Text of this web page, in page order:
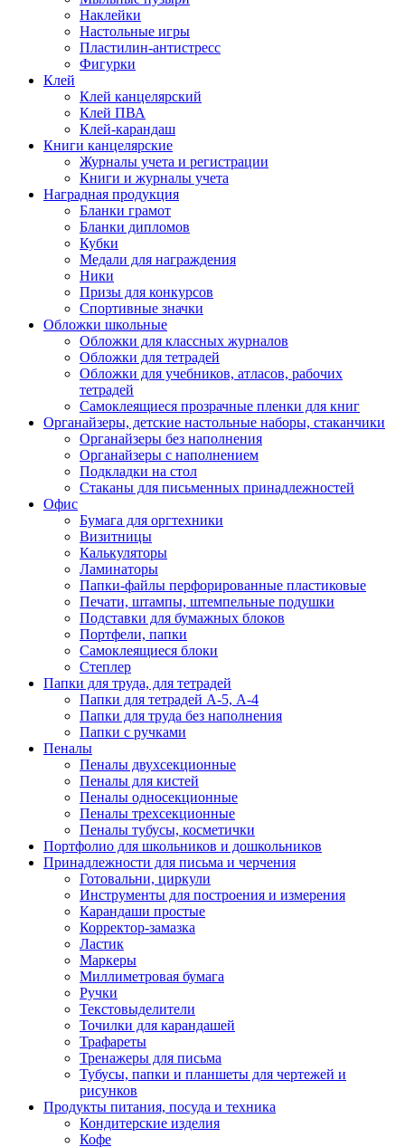
Наклейки
Настольные игры
Пластилин-антистресс
Фигурки
Клей
Клей канцелярский
Клей ПВА
Клей-карандаш
Книги канцелярские
Журналы учета и регистрации
Книги и журналы учета
Наградная продукция
Бланки грамот
Бланки дипломов
Кубки
Медали для награждения
Ники
Призы для конкурсов
Спортивные значки
Обложки школьные
Обложки для классных журналов
Обложки для тетрадей
Обложки для учебников, атласов, рабочих
тетрадей
Самоклеящиеся прозрачные пленки для книг
Органайзеры, детские настольные наборы, стаканчики
Органайзеры без наполнения
Органайзеры с наполнением
Подкладки на стол
Стаканы для письменных принадлежностей
Офис
Бумага для оргтехники
Визитницы
Калькуляторы
Ламинаторы
Папки-файлы перфорированные пластиковые
Печати, штампы, штемпельные подушки
Подставки для бумажных блоков
Портфели, папки
Самоклеящиеся блоки
Степлер
Папки для труда, для тетрадей
Папки для тетрадей А-5, А-4
Папки для труда без наполнения
Папки с ручками
Пеналы
Пеналы двухсекционные
Пеналы для кистей
Пеналы односекционные
Пеналы трехсекционные
Пеналы тубусы, косметички
Портфолио для школьников и дошкольников
Принадлежности для письма и черчения
Готовальни, циркули
Инструменты для построения и измерения
Карандаши простые
Корректор-замазка
Ластик
Маркеры
Миллиметровая бумага
Ручки
Текстовыделители
Точилки для карандашей
Трафареты
Тренажеры для письма
Тубусы, папки и планшеты для чертежей и
рисунков
Продукты питания, посуда и техника
Кондитерские изделия
Кофе